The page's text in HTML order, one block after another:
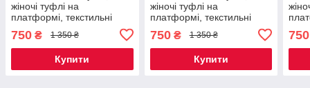
жіночі туфлі на
платформі, текстильні
мокасини розмір 40, білі
Код 68-0005
750 ₴ 1 350 ₴
Купити
жіночі туфлі на
платформі, текстильні
мокасини розмір 42, білий
Код 68-0007
750₴ 1 350 ₴
Купити
Код
750